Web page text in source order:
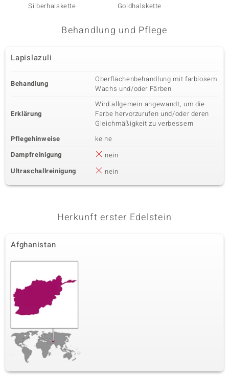
Silberhalskette
Goldhalskette
Behandlung und Pflege
Lapislazuli
Behandlung
Oberflächenbehandlung mit farblosem
Wachs und/oder Färben
Erklärung
Wird allgemein angewandt, um die
Farbe hervorzurufen und/oder deren
Gleichmäßigkeit zu verbessern
Pflegehinweise
keine
Dampfreinigung
nein
Ultraschallreinigung
nein
Herkunft erster Edelstein
Afghanistan